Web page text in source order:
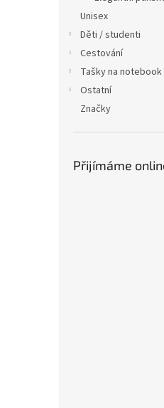
Unisex
Děti / studenti
Cestování
Tašky na notebook
Ostatní
Značky
Přijímáme